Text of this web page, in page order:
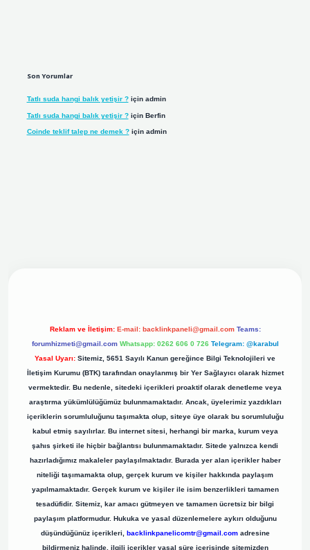
Son Yorumlar
Tatlı suda hangi balık yetişir ?için admin
Tatlı suda hangi balık yetişir ?için Berfin
Coinde teklif talep ne demek ?için admin
Reklam ve İletişim: E-mail: backlinkpaneli@gmail.com Teams:
forumhizmeti@gmail.com Whatsapp: 0262 606 0 726 Telegram: @karabul
Yasal Uyarı: Sitemiz, 5651 Sayılı Kanun gereğince Bilgi Teknolojileri ve
İletişim Kurumu (BTK) tarafından onaylanmış bir Yer Sağlayıcı olarak hizmet
vermektedir. Bu nedenle, sitedeki içerikleri proaktif olarak denetleme veya
araştırma yükümlülüğümüz bulunmamaktadır. Ancak, üyelerimiz yazdıkları
içeriklerin sorumluluğunu taşımakta olup, siteye üye olarak bu sorumluluğu
kabul etmiş sayılırlar. Bu internet sitesi, herhangi bir marka, kurum veya
şahıs şirketi ile hiçbir bağlantısı bulunmamaktadır. Sitede yalnızca kendi
hazırladığımız makaleler paylaşılmaktadır. Burada yer alan içerikler haber
niteliği taşımamakta olup, gerçek kurum ve kişiler hakkında paylaşım
yapılmamaktadır. Gerçek kurum ve kişiler ile isim benzerlikleri tamamen
tesadüfidir. Sitemiz, kar amacı gütmeyen ve tamamen ücretsiz bir bilgi
paylaşım platformudur. Hukuka ve yasal düzenlemelere aykırı olduğunu
düşündüğünüz içerikleri, backlinkpanelicomtr@gmail.comadresine
bildirmeniz halinde, ilgili içerikler yasal süre içerisinde sitemizden